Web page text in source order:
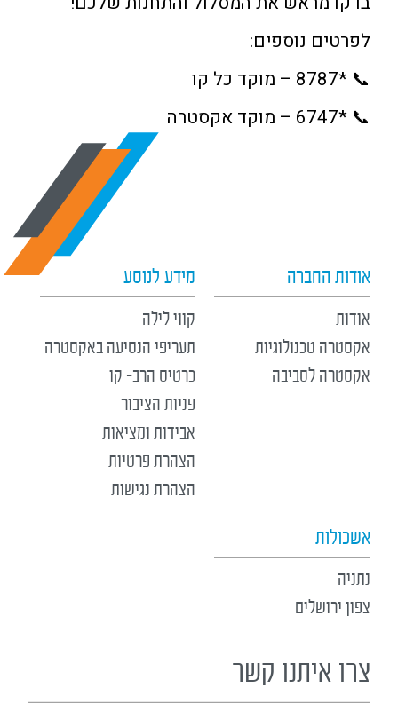
לפרטים נוספים:
📞 *8787 – מוקד כל קו
📞 *6747 – מוקד אקסטרה
צרו איתנו קשר
אודות החברה
אודות
אקסטרה טכנולוגיות
אקסטרה לסביבה
מידע לנוסע
קווי לילה
תעריפי הנסיעה באקסטרה
כרטיס הרב- קו
פניות הציבור
אבידות ומציאות
הצהרת פרטיות
הצהרת נגישות
אשכולות
נתניה
צפון ירושלים